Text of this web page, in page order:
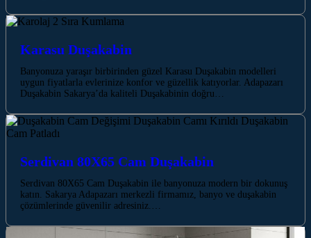
Karasu Duşakabin
Banyonuza yaraşır birbirinden güzel Karasu Duşakabin modelleri
uygun fiyatlarla evlerinize konfor ve güzellik katıyorlar. Adapazarı
Duşakabin Sakarya’da kaliteli Duşakabinin doğru…
Serdivan 80X65 Cam Duşakabin
Serdivan 80X65 Cam Duşakabin ile banyonuza modern bir dokunuş
katın. Sakarya Adapazarı merkezli firmamız, banyo ve duşakabin
çözümlerinde güvenilir adresiniz.…